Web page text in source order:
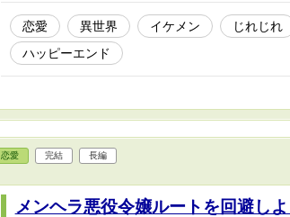
恋愛 異世界 イケメン じれじれ
ハッピーエンド
恋愛 完結 長編
メンヘラ悪役令嬢ルートを回避し